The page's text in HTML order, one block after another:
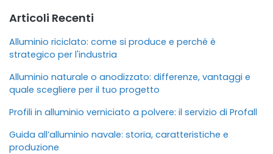
Articoli Recenti
Alluminio riciclato: come si produce e perché è
strategico per l'industria
Alluminio naturale o anodizzato: differenze, vantaggi e
quale scegliere per il tuo progetto
Profili in alluminio verniciato a polvere: il servizio di Profall
Guida all’alluminio navale: storia, caratteristiche e
produzione